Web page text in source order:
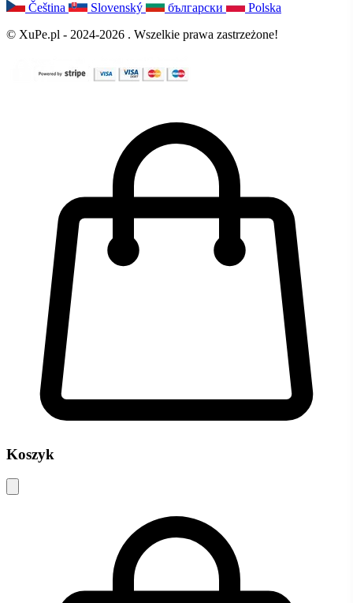
Čeština
Slovenský български
Polska
© XuPe.pl - 2024-2026 . Wszelkie prawa zastrzeżone!
Koszyk